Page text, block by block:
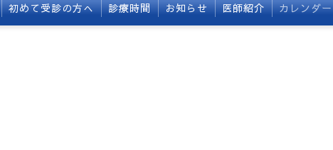
初めて受診の方へ 診療時間 お知らせ 医師紹介 カレンダー